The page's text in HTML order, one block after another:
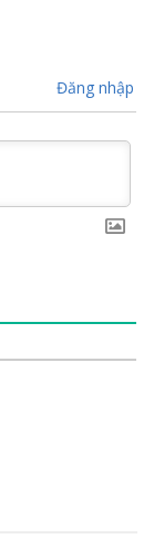
Đăng nhập